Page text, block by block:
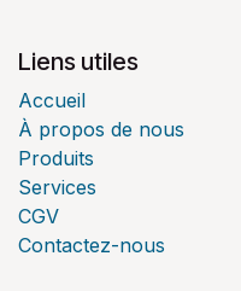
Liens utiles
Accueil
À propos de nous
Produits
Services
CGV
Contactez-nous